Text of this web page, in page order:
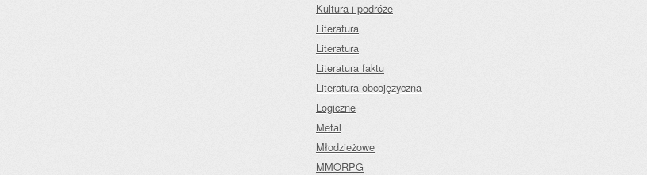
Kultura i podróże
Literatura
Literatura
Literatura faktu
Literatura obcojęzyczna
Logiczne
Metal
Młodzieżowe
MMORPG